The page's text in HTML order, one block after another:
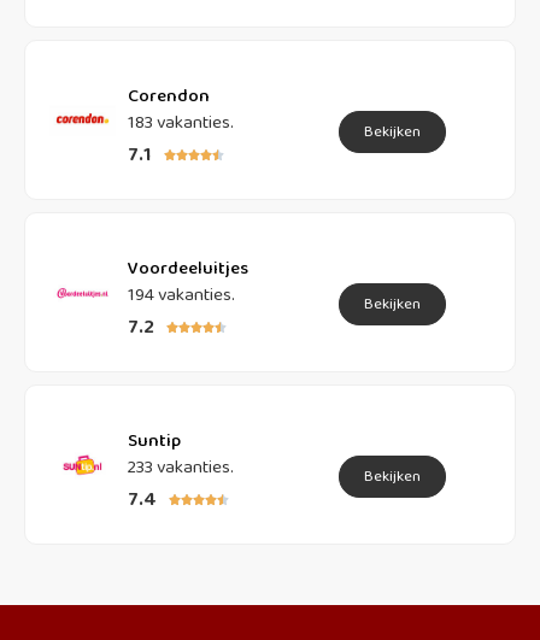
Corendon
183 vakanties.
7.1 
Bekijken
Voordeeluitjes
194 vakanties.
7.2 
Bekijken
Suntip
233 vakanties.
7.4 
Bekijken